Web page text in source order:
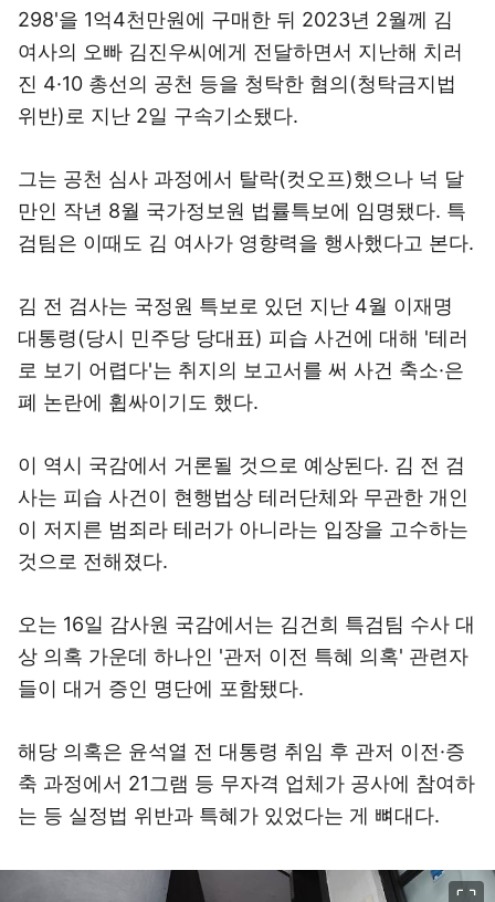
298'을 1억4천만원에 구매한 뒤 2023년 2월께 김
여사의 오빠 김진우씨에게 전달하면서 지난해 치러
진 4·10 총선의 공천 등을 청탁한 혐의(청탁금지법
위반)로 지난 2일 구속기소됐다.
그는 공천 심사 과정에서 탈락(컷오프)했으나 넉 달
만인 작년 8월 국가정보원 법률특보에 임명됐다. 특
검팀은 이때도 김 여사가 영향력을 행사했다고 본다.
김 전 검사는 국정원 특보로 있던 지난 4월 이재명
대통령(당시 민주당 당대표) 피습 사건에 대해 '테러
로 보기 어렵다'는 취지의 보고서를 써 사건 축소·은
폐 논란에 휩싸이기도 했다.
이 역시 국감에서 거론될 것으로 예상된다. 김 전 검
사는 피습 사건이 현행법상 테러단체와 무관한 개인
이 저지른 범죄라 테러가 아니라는 입장을 고수하는
것으로 전해졌다.
오는 16일 감사원 국감에서는 김건희 특검팀 수사 대
상 의혹 가운데 하나인 '관저 이전 특혜 의혹' 관련자
들이 대거 증인 명단에 포함됐다.
해당 의혹은 윤석열 전 대통령 취임 후 관저 이전·증
축 과정에서 21그램 등 무자격 업체가 공사에 참여하
는 등 실정법 위반과 특혜가 있었다는 게 뼈대다.